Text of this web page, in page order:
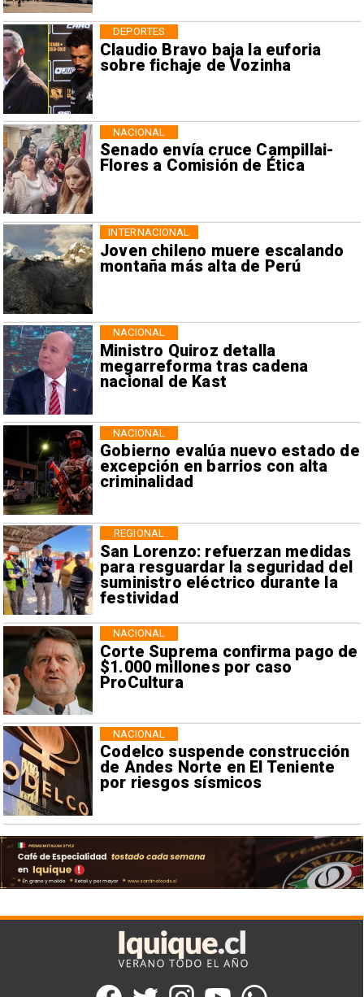
Claudio Bravo baja la euforia
sobre fichaje de Vozinha
DEPORTES
Senado envía cruce Campillai-
Flores a Comisión de Ética
NACIONAL
Joven chileno muere escalando
montaña más alta de Perú
INTERNACIONAL
Ministro Quiroz detalla
megarreforma tras cadena
nacional de Kast
NACIONAL
Gobierno evalúa nuevo estado de
excepción en barrios con alta
criminalidad
NACIONAL
San Lorenzo: refuerzan medidas
para resguardar la seguridad del
suministro eléctrico durante la
festividad
REGIONAL
Corte Suprema confirma pago de
$1.000 millones por caso
ProCultura
NACIONAL
Codelco suspende construcción
de Andes Norte en El Teniente
por riesgos sísmicos
NACIONAL